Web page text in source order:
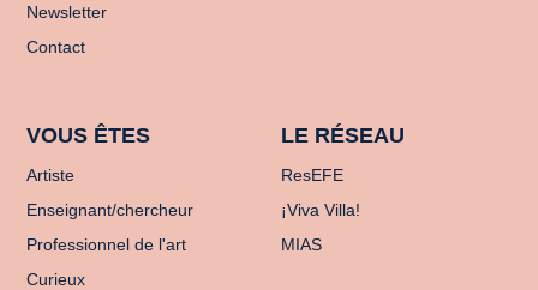
Newsletter
Contact
VOUS ÊTES
Artiste
Enseignant/chercheur
Professionnel de l'art
Curieux
LE RÉSEAU
ResEFE
¡Viva Villa!
MIAS